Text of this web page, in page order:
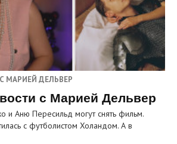
МАРИЕЙ ДЕЛЬВЕР
с Марией Дельвер
и Аню Пересильд могут снять фильм.
с футболистом Холандом. А в